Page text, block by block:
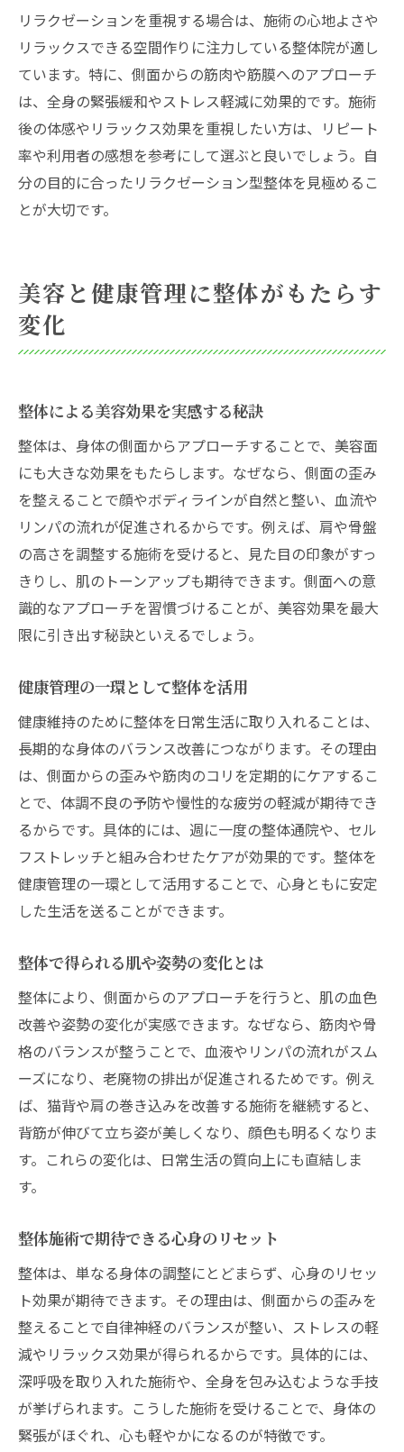
リラクゼーションを重視する場合は、施術の心地よさや
リラックスできる空間作りに注力している整体院が適し
ています。特に、側面からの筋肉や筋膜へのアプローチ
は、全身の緊張緩和やストレス軽減に効果的です。施術
後の体感やリラックス効果を重視したい方は、リピート
率や利用者の感想を参考にして選ぶと良いでしょう。自
分の目的に合ったリラクゼーション型整体を見極めるこ
とが大切です。
美容と健康管理に整体がもたらす
変化
整体による美容効果を実感する秘訣
整体は、身体の側面からアプローチすることで、美容面
にも大きな効果をもたらします。なぜなら、側面の歪み
を整えることで顔やボディラインが自然と整い、血流や
リンパの流れが促進されるからです。例えば、肩や骨盤
の高さを調整する施術を受けると、見た目の印象がすっ
きりし、肌のトーンアップも期待できます。側面への意
識的なアプローチを習慣づけることが、美容効果を最大
限に引き出す秘訣といえるでしょう。
健康管理の一環として整体を活用
健康維持のために整体を日常生活に取り入れることは、
長期的な身体のバランス改善につながります。その理由
は、側面からの歪みや筋肉のコリを定期的にケアするこ
とで、体調不良の予防や慢性的な疲労の軽減が期待でき
るからです。具体的には、週に一度の整体通院や、セル
フストレッチと組み合わせたケアが効果的です。整体を
健康管理の一環として活用することで、心身ともに安定
した生活を送ることができます。
整体で得られる肌や姿勢の変化とは
整体により、側面からのアプローチを行うと、肌の血色
改善や姿勢の変化が実感できます。なぜなら、筋肉や骨
格のバランスが整うことで、血液やリンパの流れがスム
ーズになり、老廃物の排出が促進されるためです。例え
ば、猫背や肩の巻き込みを改善する施術を継続すると、
背筋が伸びて立ち姿が美しくなり、顔色も明るくなりま
す。これらの変化は、日常生活の質向上にも直結しま
す。
整体施術で期待できる心身のリセット
整体は、単なる身体の調整にとどまらず、心身のリセッ
ト効果が期待できます。その理由は、側面からの歪みを
整えることで自律神経のバランスが整い、ストレスの軽
減やリラックス効果が得られるからです。具体的には、
深呼吸を取り入れた施術や、全身を包み込むような手技
が挙げられます。こうした施術を受けることで、身体の
緊張がほぐれ、心も軽やかになるのが特徴です。